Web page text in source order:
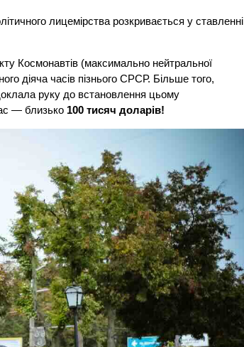
лицемірства розкривається у ставленні
Космонавтів (максимально нейтральної
діяча часів пізнього СРСР. Більше того,
руку до встановлення цьому
— близько 100 тисяч доларів!